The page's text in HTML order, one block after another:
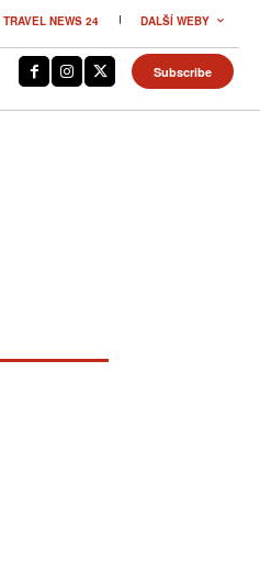
TRAVEL NEWS 24 DALŠÍ WEBY
Subscribe